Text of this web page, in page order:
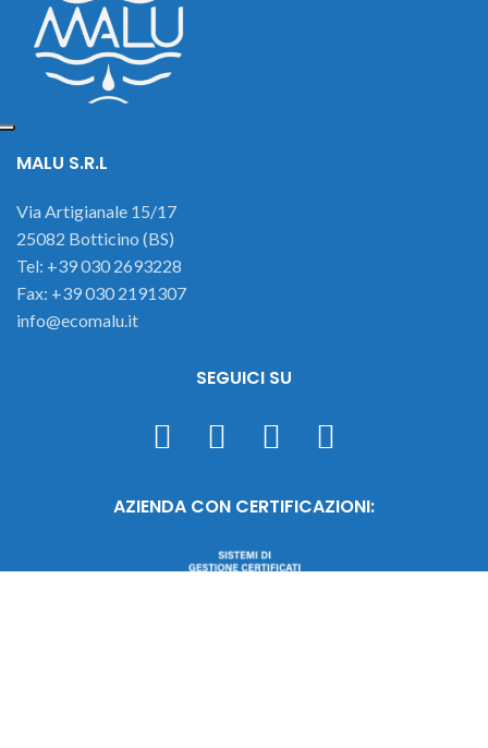
MALU S.R.L
Via Artigianale 15/17
25082 Botticino (BS)
Tel: +39 030 2693228
Fax: +39 030 2191307
info@ecomalu.it
SEGUICI SU
AZIENDA CON CERTIFICAZIONI: